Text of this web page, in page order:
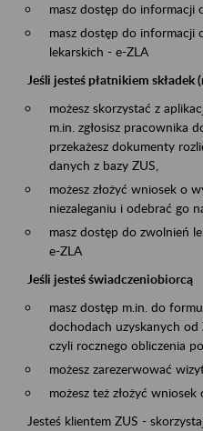
masz dostęp do informacji
masz dostęp do informacji
lekarskich - e-ZLA
Jeśli jesteś płatnikiem składek
możesz skorzystać z
m.in. zgłosisz pracownika
przekażesz dokumenty
danych z bazy ZUS,
możesz złożyć wniosek o
niezaleganiu i odebrać go
masz dostęp do zwolnień
e-ZLA
Jeśli jesteś świadczeniobiorcą
masz dostęp m.in. do
dochodach uzyskanych od
czyli rocznego obliczenia
możesz zarezerwować
możesz też złożyć
Jesteś klientem ZUS -